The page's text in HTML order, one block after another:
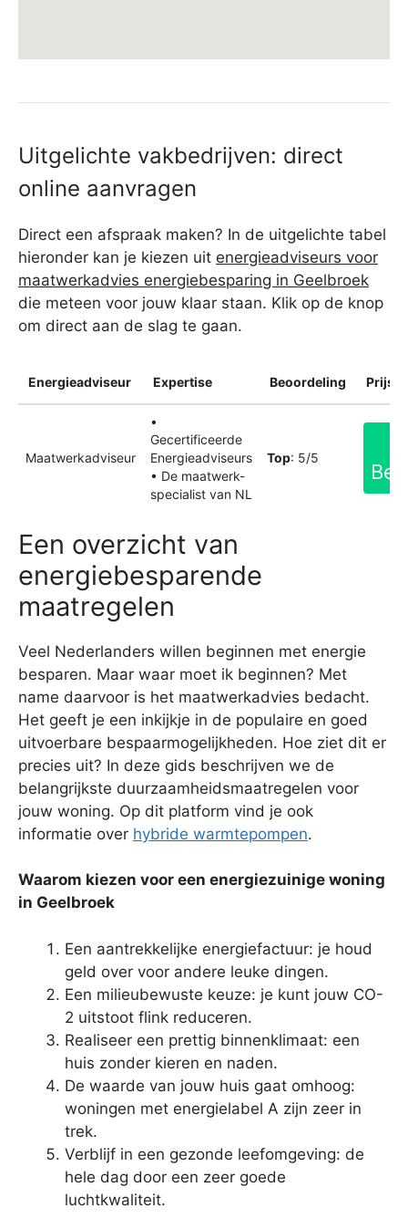
Uitgelichte vakbedrijven: direct
online aanvragen
Direct een afspraak maken? In de uitgelichte tabel
hieronder kan je kiezen uit energieadviseurs voor
maatwerkadvies energiebesparing in Geelbroek
die meteen voor jouw klaar staan. Klik op de knop
om direct aan de slag te gaan.
Energieadviseur Expertise Beoordeling
Maatwerkadviseur
•
Gecertificeerde
Energieadviseurs
• De maatwerk-
specialist van NL
Top: 5/5
Een overzicht van
energiebesparende
maatregelen
Veel Nederlanders willen beginnen met energie
besparen. Maar waar moet ik beginnen? Met
name daarvoor is het maatwerkadvies bedacht.
Het geeft je een inkijkje in de populaire en goed
uitvoerbare bespaarmogelijkheden. Hoe ziet dit er
precies uit? In deze gids beschrijven we de
belangrijkste duurzaamheidsmaatregelen voor
jouw woning. Op dit platform vind je ook
informatie over hybride warmtepompen.
Waarom kiezen voor een energiezuinige woning
in Geelbroek
Een aantrekkelijke energiefactuur: je houd
geld over voor andere leuke dingen.
Een milieubewuste keuze: je kunt jouw CO-
2 uitstoot flink reduceren.
Realiseer een prettig binnenklimaat: een
huis zonder kieren en naden.
De waarde van jouw huis gaat omhoog:
woningen met energielabel A zijn zeer in
trek.
Verblijf in een gezonde leefomgeving: de
hele dag door een zeer goede
luchtkwaliteit.